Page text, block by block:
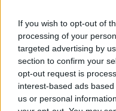
If you wish to opt-out of
processing of your
targeted advertising by
section to confirm your
opt-out request is
interest-based ads
us or personal
Rem abril
DEIXA UNA RESPOSTA